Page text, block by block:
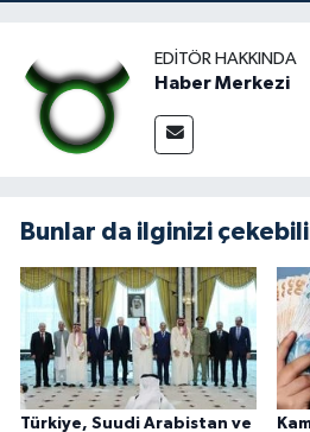
EDITÖR HAKKINDA
Haber Merkezi
Bunlar da ilginizi
Türkiye, Suudi Arabistan ve